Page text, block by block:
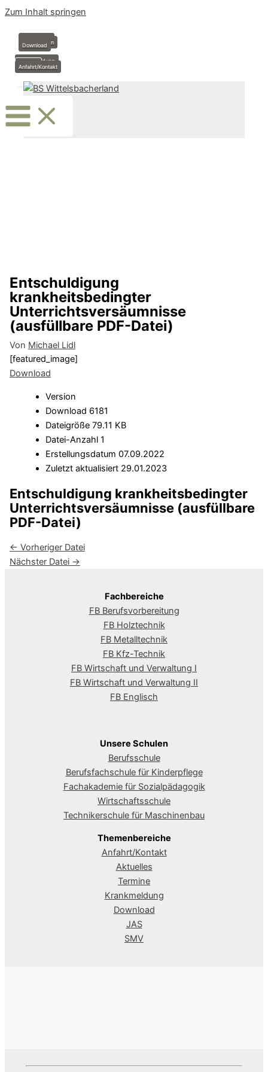
Zum Inhalt springen
Stundenplan
Download
Krankmeldung
Termine
Anfahrt/Kontakt
Entschuldigung
krankheitsbedingter
Unterrichtsversäumnisse
(ausfüllbare PDF-Datei)
Von Michael Lidl
[featured_image]
Download
Version
Download 6181
Dateigröße 79.11 KB
Datei-Anzahl 1
Erstellungsdatum 07.09.2022
Zuletzt aktualisiert 29.01.2023
Entschuldigung krankheitsbedingter
Unterrichtsversäumnisse (ausfüllbare
PDF-Datei)
← Vorheriger Datei
Nächster Datei →
Fachbereiche
FB Berufsvorbereitung
FB Holztechnik
FB Metalltechnik
FB Kfz-Technik
FB Wirtschaft und Verwaltung I
FB Wirtschaft und Verwaltung II
FB Englisch
Unsere Schulen
Berufsschule
Berufsfachschule für Kinderpflege
Fachakademie für Sozialpädagogik
Wirtschaftsschule
Technikerschule für Maschinenbau
Themenbereiche
Anfahrt/Kontakt
Aktuelles
Termine
Krankmeldung
Download
JAS
SMV